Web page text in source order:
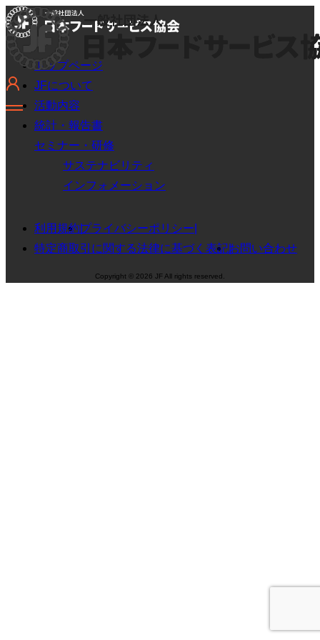
トップページ
JFについて
活動内容
統計・報告書
セミナー・研修
サステナビリティ
インフォメーション
利用規約プライバシーポリシー
特定商取引に関する法律に基づく表記お問い合わせ
Copyright © 2026 JF All rights reserved.